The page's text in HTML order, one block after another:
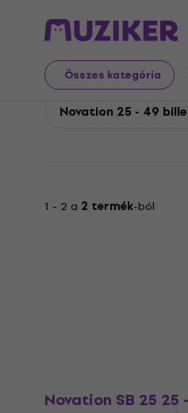
Összes kategória
Novation Billentyűs
Novation
Novation 25 - 49
1 - 2 a 2 termék-ból
Novation SB 25